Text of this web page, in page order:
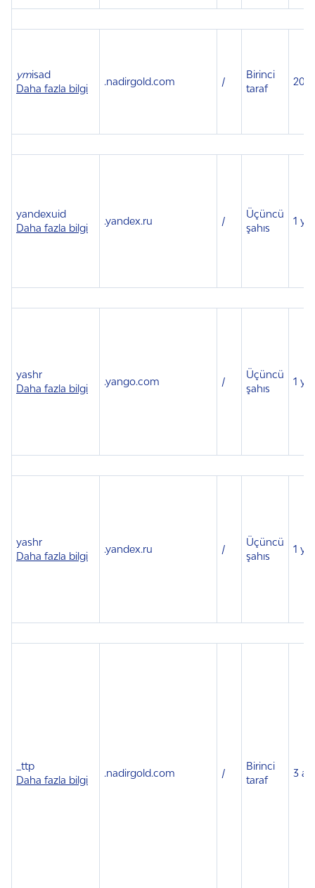
ymisad
Daha fazla bilgi
.nadirgold.com /
Birinci
taraf
20
yandexuid
Daha fazla bilgi
.yandex.ru /
Üçüncü
şahıs
1 yıl
yashr
Daha fazla bilgi
.yango.com /
Üçüncü
şahıs
1 yıl
yashr
Daha fazla bilgi
.yandex.ru /
Üçüncü
şahıs
1 yıl
_ttp
Daha fazla bilgi
.nadirgold.com /
Birinci
taraf
3 ay